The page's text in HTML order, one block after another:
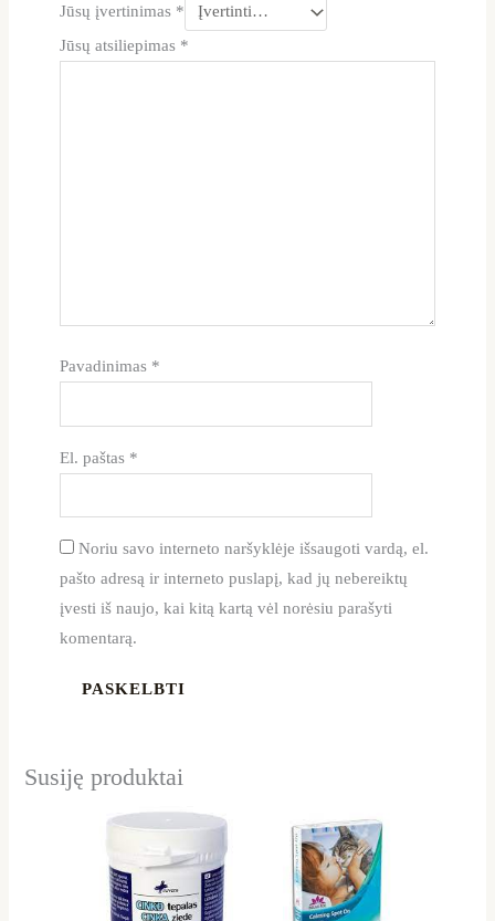
Jūsų įvertinimas *
Jūsų atsiliepimas *
Pavadinimas *
El. paštas *
Noriu savo interneto naršyklėje išsaugoti vardą, el.
pašto adresą ir interneto puslapį, kad jų nebereiktų
įvesti iš naujo, kai kitą kartą vėl norėsiu parašyti
komentarą.
Susiję produktai